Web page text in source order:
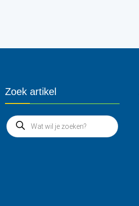
Zoek artikel